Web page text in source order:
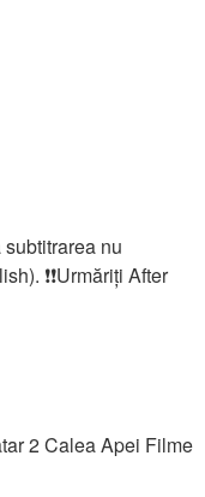
subtitrarea nu
❗❗️️Urmăriți After
2 Calea Apei Filme